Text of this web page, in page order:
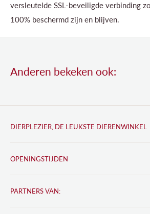
versleutelde SSL-beveiligde verbinding
100% beschermd zijn en blijven.
Anderen bekeken ook:
DIERPLEZIER, DE LEUKSTE DIERENWINKEL
2461 JC Ter Aar
OPENINGSTIJDEN
Di:08:30 tot 18:00
PARTNERS VAN: